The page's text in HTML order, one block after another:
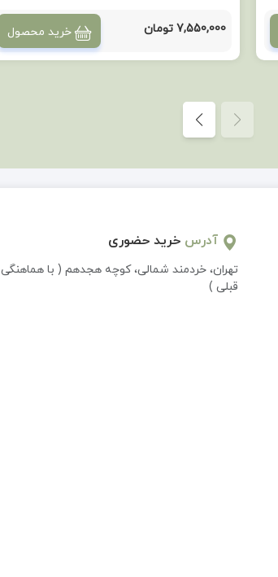
7,550,000 تومان خرید محصول
آدرس خرید حضوری
تهران، خردمند شمالی، کوچه هجدهم ( با هماهنگی
قبلی )